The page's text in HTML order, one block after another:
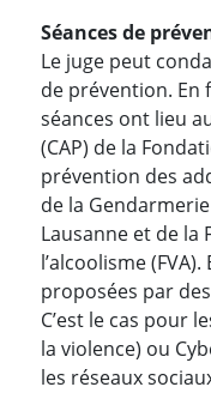
Séances de
Le juge peut
de prévention. En
séances ont lieu
(CAP) de la
prévention des
de la
Lausanne et de
l’alcoolisme
proposées par
C’est le cas pour
la violence) ou
les réseaux